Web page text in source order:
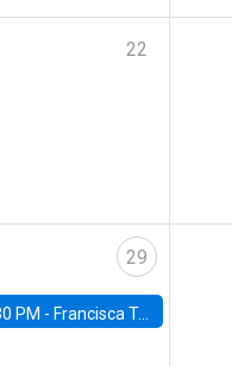
22
29
PM - Francisca Torrealba, estudiante de Doctorado en Economía UC